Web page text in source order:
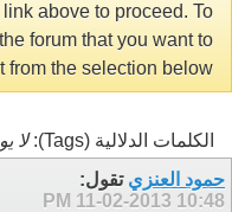
above to proceed. To
forum that you want to
from the selection below.
الكلمات الدلالية (Tags):
لا
حمود العنزي تقول:
11-02-2013 10:48 PM